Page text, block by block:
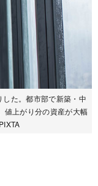
た。都市部で新築・中
値上がり分の資産が大幅